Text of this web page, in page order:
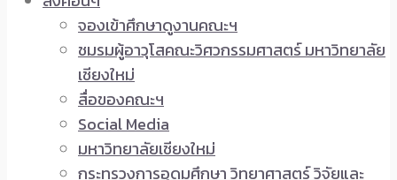
จองเข้าศึกษาดูงานคณะฯ
ชมรมผู้อาวุโสคณะวิศวกรรมศาสตร์ มหาวิทยาลัย
เชียงใหม่
สื่อของคณะฯ
Social Media
มหาวิทยาลัยเชียงใหม่
กระทรวงการอุดมศึกษา วิทยาศาสตร์ วิจัยและ